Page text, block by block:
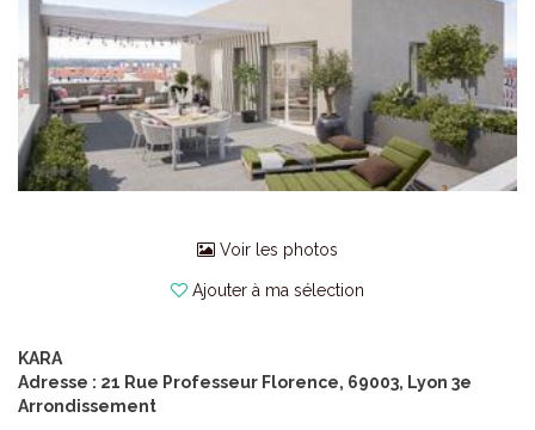
Voir les photos
Ajouter à ma sélection
KARA
Adresse : 21 Rue Professeur Florence, 69003, Lyon 3e
Arrondissement